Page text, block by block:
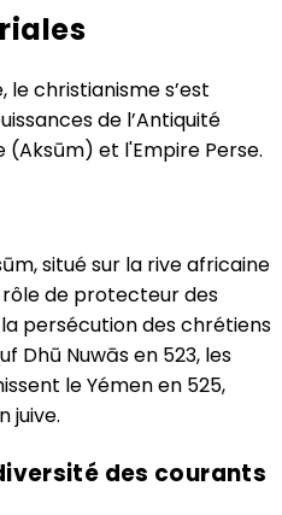
le christianisme s’est
de l’Antiquité
(Aksūm) et l'Empire Perse.
situé sur la rive africaine
rôle de protecteur des
persécution des chrétiens
Dhū Nuwās en 523, les
le Yémen en 525,
juive.
des courants